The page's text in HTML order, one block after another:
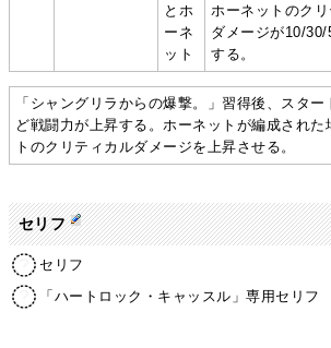
とホ
ーネ
ット
ホーネットのク
ダメージが10/
する。
「シャングリラからの爆撃。」習得後、スタ
ど戦闘力が上昇する。ホーネットが編成された
トのクリティカルダメージを上昇させる。
セリフ
セリフ
「ハートロック・キャッスル」専用セリフ